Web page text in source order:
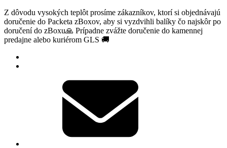
Z dôvodu vysokých teplôt prosíme zákazníkov, ktorí si objednávajú
doručenie do Packeta zBoxov, aby si vyzdvihli balíky čo najskôr po
doručení do zBoxu🙏 Prípadne zvážte doručenie do kamennej
predajne alebo kuriérom GLS 🚚